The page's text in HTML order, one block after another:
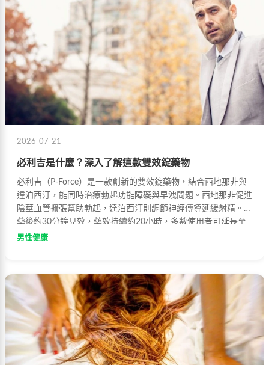
2026-07-21
必利吉是什麼？深入了解這款雙效錠藥物
必利吉（P-Force）是一款創新的雙效錠藥物，結合西地那非與
達泊西汀，能同時治療勃起功能障礙與早洩問題。西地那非促進
陰莖血管擴張幫助勃起，達泊西汀則調節神經傳導延緩射精。服
藥後約30分鐘見效，藥效持續約20小時，多數使用者可延長至
30分鐘以上。常見副作用包括輕微頭暈、心悸等，通常在短時
男性健康